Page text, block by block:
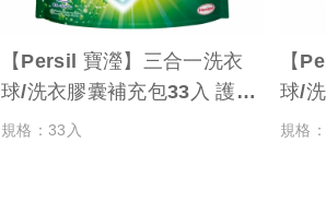
【Persil 寶瀅】三合一洗衣
球/洗衣膠囊補充包33入 護色
洗淨
規格：33入
【
球/
洗淨
規格